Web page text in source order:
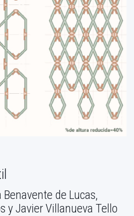
de Lucas,
y Javier Villanueva Tello